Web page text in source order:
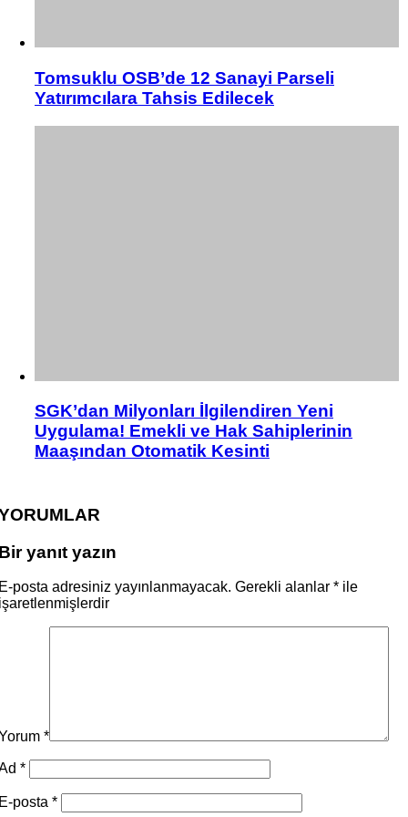
Tomsuklu OSB’de 12 Sanayi Parseli
Yatırımcılara Tahsis Edilecek
SGK’dan Milyonları İlgilendiren Yeni
Uygulama! Emekli ve Hak Sahiplerinin
Maaşından Otomatik Kesinti
yanıt yazın
posta adresiniz yayınlanmayacak. Gerekli alanlar * ile
*
*
posta *